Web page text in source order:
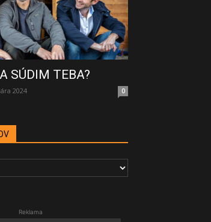
SÚDIM TEBA?
2024 0
Reklama